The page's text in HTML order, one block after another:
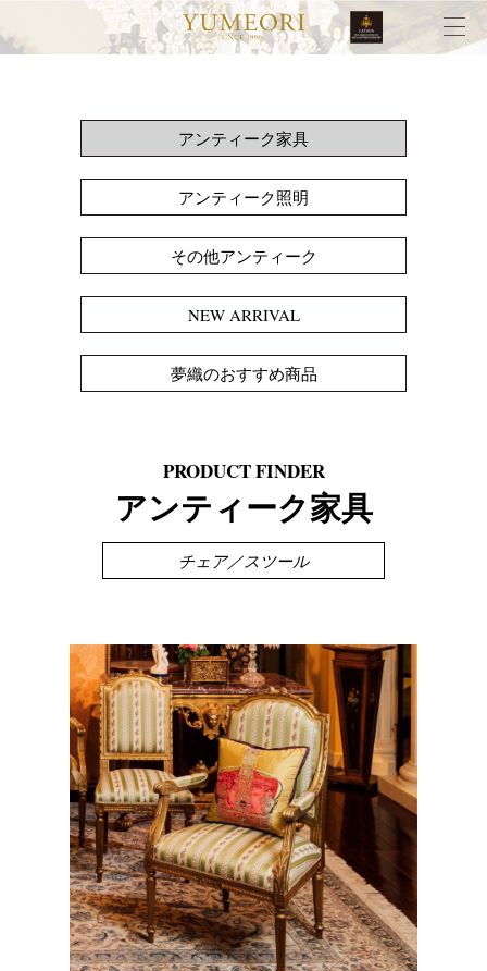
アンティーク家具
アンティーク照明
その他アンティーク
NEW ARRIVAL
夢織のおすすめ商品
PRODUCT FINDER
アンティーク家具
チェア／スツール